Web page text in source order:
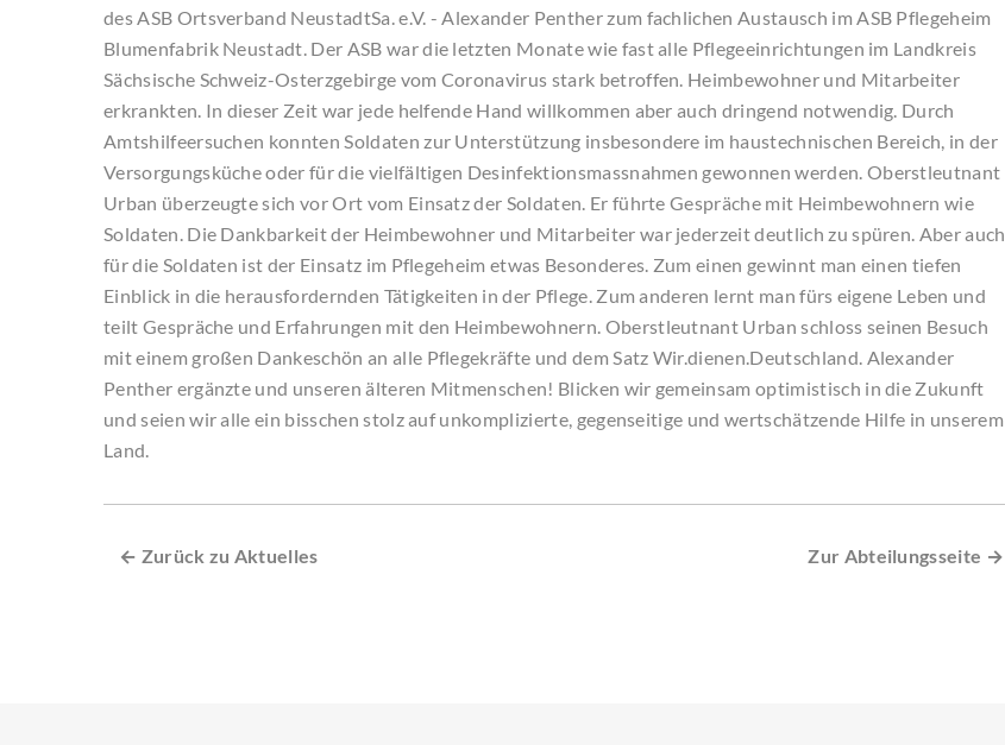
des ASB Ortsverband NeustadtSa. e.V. - Alexander Penther zum fachlichen Austausch im ASB Pflegeheim
Blumenfabrik Neustadt. Der ASB war die letzten Monate wie fast alle Pflegeeinrichtungen im Landkreis
Sächsische Schweiz-Osterzgebirge vom Coronavirus stark betroffen. Heimbewohner und Mitarbeiter
erkrankten. In dieser Zeit war jede helfende Hand willkommen aber auch dringend notwendig. Durch
Amtshilfeersuchen konnten Soldaten zur Unterstützung insbesondere im haustechnischen Bereich, in der
Versorgungsküche oder für die vielfältigen Desinfektionsmassnahmen gewonnen werden. Oberstleutnant
Urban überzeugte sich vor Ort vom Einsatz der Soldaten. Er führte Gespräche mit Heimbewohnern wie
Soldaten. Die Dankbarkeit der Heimbewohner und Mitarbeiter war jederzeit deutlich zu spüren. Aber auch
für die Soldaten ist der Einsatz im Pflegeheim etwas Besonderes. Zum einen gewinnt man einen tiefen
Einblick in die herausfordernden Tätigkeiten in der Pflege. Zum anderen lernt man fürs eigene Leben und
teilt Gespräche und Erfahrungen mit den Heimbewohnern. Oberstleutnant Urban schloss seinen Besuch
mit einem großen Dankeschön an alle Pflegekräfte und dem Satz Wir.dienen.Deutschland. Alexander
Penther ergänzte und unseren älteren Mitmenschen! Blicken wir gemeinsam optimistisch in die Zukunft
und seien wir alle ein bisschen stolz auf unkomplizierte, gegenseitige und wertschätzende Hilfe in unserem
Land.
← Zurück zu Aktuelles Zur Abteilungsseite →